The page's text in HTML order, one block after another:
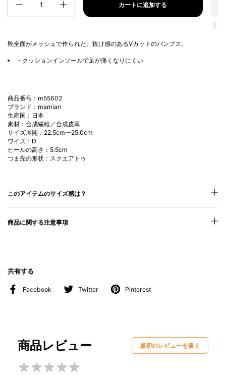
カートに追加する
靴全面がメッシュで作られた、抜け感のあるVカットのパンプス。
・クッションインソールで足が痛くなりにくい
商品番号：m55602
ブランド：mamian
生産国：日本
素材：合成繊維／合成皮革
サイズ展開：22.5cm〜25.0cm
ワイズ：D
ヒールの高さ：5.5cm
つま先の形状：スクエアトゥ
このアイテムのサイズ感は？
商品に関する注意事項
共有する
Facebook Twitter Pinterest
商品レビュー 最初のレビューを書く
★ ★ ★ ★ ★
★ ★ ★ ★ ★